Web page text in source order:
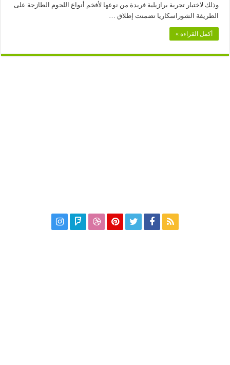
وذلك لاختبار تجربة برازيلية فريدة من نوعها لأفخم أنواع اللحوم الطازجة على
الطريقة الشوراسكاريا تضمنت إطلاق …
أكمل القراءة »